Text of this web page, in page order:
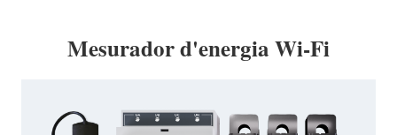
Mesurador d'energia Wi-Fi